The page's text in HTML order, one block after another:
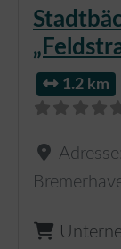
1.2 km
Adresse: